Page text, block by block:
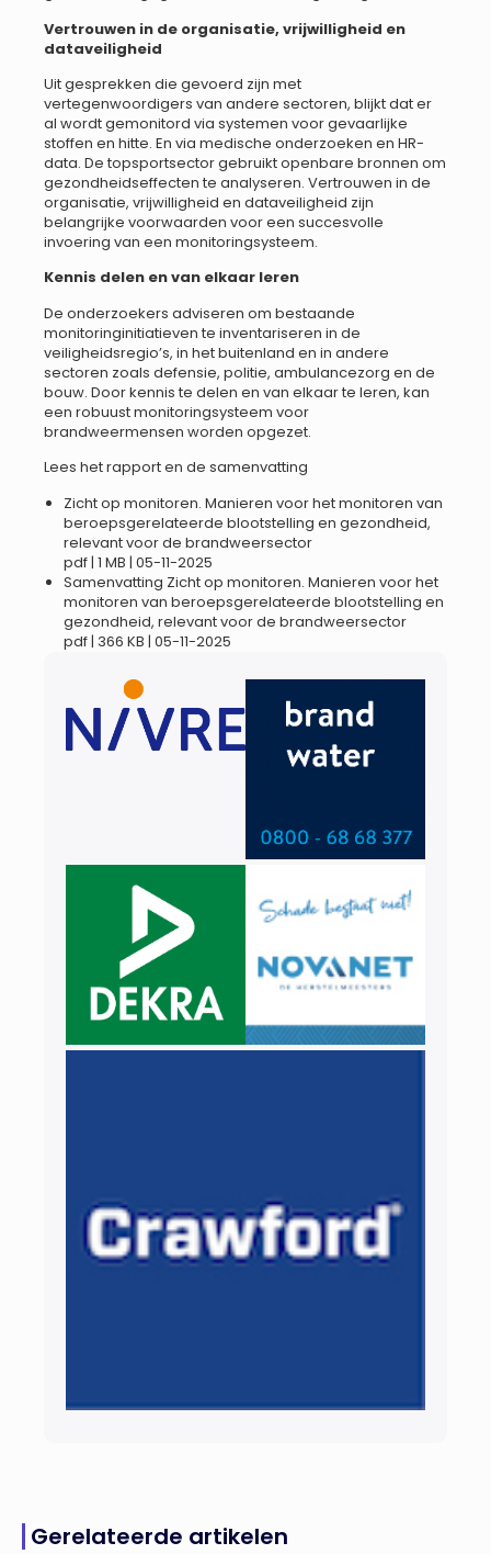
Vertrouwen in de organisatie, vrijwilligheid en
dataveiligheid
Uit gesprekken die gevoerd zijn met
vertegenwoordigers van andere sectoren, blijkt dat er
al wordt gemonitord via systemen voor gevaarlijke
stoffen en hitte. En via medische onderzoeken en HR-
data. De topsportsector gebruikt openbare bronnen om
gezondheidseffecten te analyseren. Vertrouwen in de
organisatie, vrijwilligheid en dataveiligheid zijn
belangrijke voorwaarden voor een succesvolle
invoering van een monitoringsysteem.
Kennis delen en van elkaar leren
De onderzoekers adviseren om bestaande
monitoringinitiatieven te inventariseren in de
veiligheidsregio’s, in het buitenland en in andere
sectoren zoals defensie, politie, ambulancezorg en de
bouw. Door kennis te delen en van elkaar te leren, kan
een robuust monitoringsysteem voor
brandweermensen worden opgezet.
Lees het rapport en de samenvatting
Zicht op monitoren. Manieren voor het monitoren van
beroepsgerelateerde blootstelling en gezondheid,
relevant voor de brandweersector
pdf | 1 MB | 05-11-2025
Samenvatting Zicht op monitoren. Manieren voor het
monitoren van beroepsgerelateerde blootstelling en
gezondheid, relevant voor de brandweersector
pdf | 366 KB | 05-11-2025
Gerelateerde artikelen